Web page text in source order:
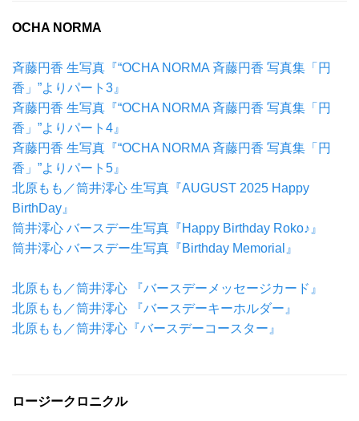
OCHA NORMA
斉藤円香 生写真『“OCHA NORMA 斉藤円香 写真集「円
香」”よりパート3』
斉藤円香 生写真『“OCHA NORMA 斉藤円香 写真集「円
香」”よりパート4』
斉藤円香 生写真『“OCHA NORMA 斉藤円香 写真集「円
香」”よりパート5』
北原もも／筒井澪心 生写真『AUGUST 2025 Happy
BirthDay』
筒井澪心 バースデー生写真『Happy Birthday Roko♪』
筒井澪心 バースデー生写真『Birthday Memorial』
北原もも／筒井澪心 『バースデーメッセージカード』
北原もも／筒井澪心
『バースデーキーホルダー』
北原もも／筒井澪心『バースデーコースター』
ロージークロニクル